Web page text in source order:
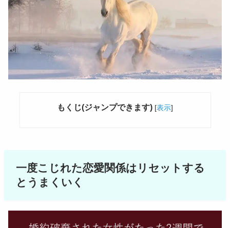
もくじ(ジャンプできます) [表示]
一度こじれた恋愛関係はリセットする
とうまくいく